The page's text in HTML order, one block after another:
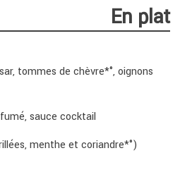
En plat
tommes de chèvre*°, oignons
sauce cocktail
menthe et coriandre*°)